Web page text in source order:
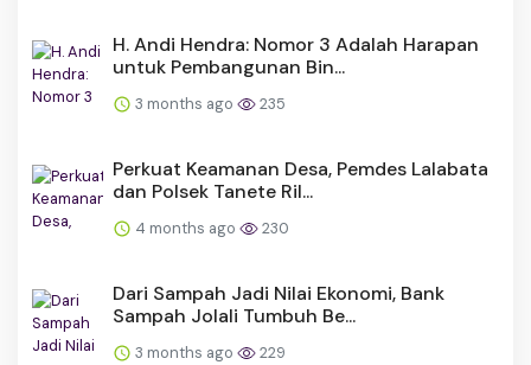
H. Andi Hendra: Nomor 3 Adalah Harapan
untuk Pembangunan Bin...
3 months ago 235
Perkuat Keamanan Desa, Pemdes Lalabata
dan Polsek Tanete Ril...
4 months ago 230
Dari Sampah Jadi Nilai Ekonomi, Bank
Sampah Jolali Tumbuh Be...
3 months ago 229